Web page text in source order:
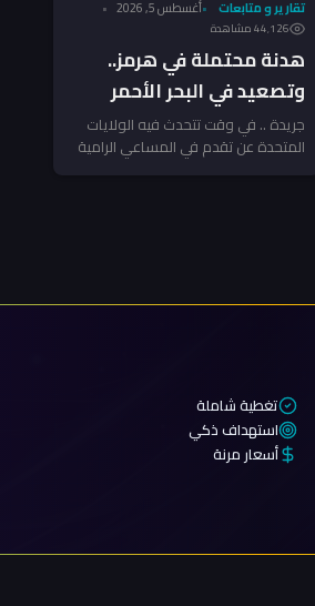
تقارير و متابعات أغسطس 5, 2026
44٬126 مشاهدة
هدنة محتملة في هرمز..
وتصعيد في البحر الأحمر
يهدد أمن الملاحة الإقليمي!
جريدة .. في وقت تتحدث فيه الولايات
المتحدة عن تقدم في المساعي الرامية
تغطية شاملة
استهداف ذكي
أسعار مرنة